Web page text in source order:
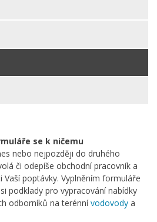
se k ničemu
nebo nejpozději do druhého
či odepíše obchodní pracovník a
Vaší poptávky. Vyplněním formuláře
podklady pro vypracování nabídky
odborníků na terénnívodovody a